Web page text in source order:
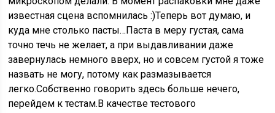
известная сцена вспомнилась :)Теперь вот думаю, и
куда мне столько пасты…Паста в меру густая, сама
точно течь не желает, а при выдавливании даже
завернулась немного вверх, но и совсем густой я тоже
назвать не могу, потому как размазывается
легко.Собственно говорить здесь больше нечего,
перейдем к тестам.В качестве тестового